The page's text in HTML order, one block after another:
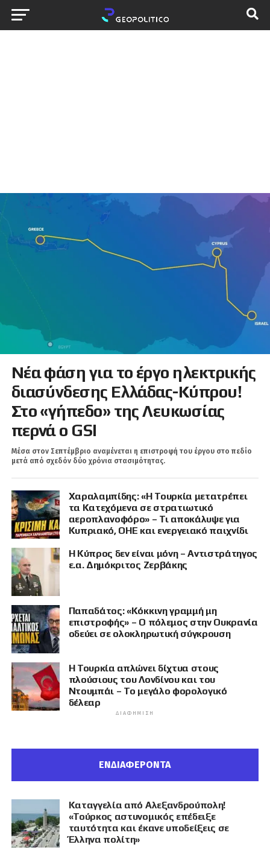
Νέα φάση για το έργο ηλεκτρικής
διασύνδεσης Ελλάδας-Κύπρου!
Στο «γήπεδο» της Λευκωσίας
περνά ο GSI
Μέσα στον Σεπτέμβριο αναμένεται η επιστροφή του έργου στο πεδίο
μετά από σχεδόν δύο χρόνια στασιμότητας.
Χαραλαμπίδης: «Η Τουρκία μετατρέπει
τα Κατεχόμενα σε στρατιωτικό
αεροπλανοφόρο» – Τι αποκάλυψε για
Κυπριακό, ΟΗΕ και ενεργειακό παιχνίδι
Η Κύπρος δεν είναι μόνη – Αντιστράτηγος
ε.α. Δημόκριτος Ζερβάκης
Παπαδάτος: «Κόκκινη γραμμή μη
επιστροφής» – Ο πόλεμος στην Ουκρανία
οδεύει σε ολοκληρωτική σύγκρουση
Η Τουρκία απλώνει δίχτυα στους
πλούσιους του Λονδίνου και του
Ντουμπάι – Το μεγάλο φορολογικό
δέλεαρ
ΔΙΑΦΉΜΙΣΗ
ΕΝΔΙΑΦΕΡΟΝΤΑ
Καταγγελία από Αλεξανδρούπολη!
«Τούρκος αστυνομικός επέδειξε
ταυτότητα και έκανε υποδείξεις σε
Έλληνα πολίτη»